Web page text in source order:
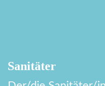
Sanitäter